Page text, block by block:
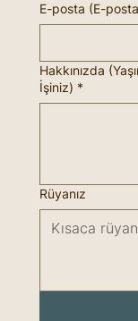
E-posta (E-
Hakkınızda
İşiniz) *
Rüyanız